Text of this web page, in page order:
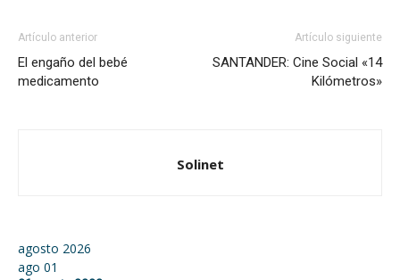
Artículo anterior
El engaño del bebé
medicamento
Artículo siguiente
SANTANDER: Cine Social «14
Kilómetros»
Solinet
agosto 2026
ago 01